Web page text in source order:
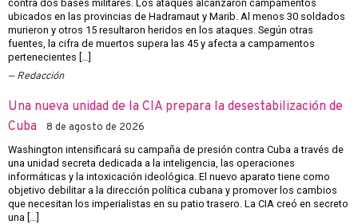
contra dos bases militares. Los ataques alcanzaron campamentos
ubicados en las provincias de Hadramaut y Marib. Al menos 30 soldados
murieron y otros 15 resultaron heridos en los ataques. Según otras
fuentes, la cifra de muertos supera las 45 y afecta a campamentos
pertenecientes […]
Redacción
Una nueva unidad de la CIA prepara la desestabilización de
Cuba
8 de agosto de 2026
Washington intensificará su campaña de presión contra Cuba a través de
una unidad secreta dedicada a la inteligencia, las operaciones
informáticas y la intoxicación ideológica. El nuevo aparato tiene como
objetivo debilitar a la dirección política cubana y promover los cambios
que necesitan los imperialistas en su patio trasero. La CIA creó en secreto
una […]